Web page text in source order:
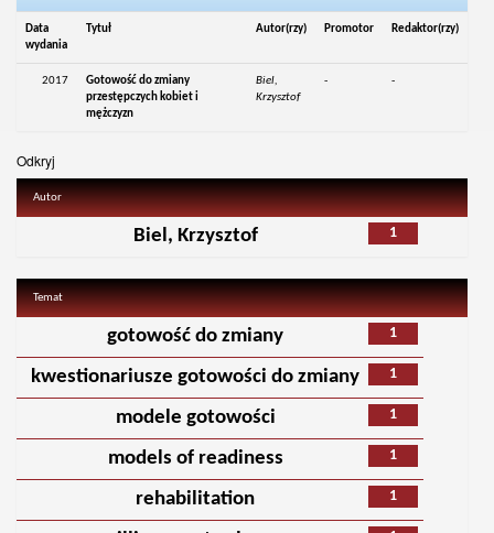
Data
wydania
Tytuł Autor(rzy) Promotor Redaktor(rzy)
2017
Gotowość do zmiany
przestępczych kobiet i
mężczyzn
Biel,
Krzysztof
- -
Odkryj
Autor
1
Biel, Krzysztof
Temat
1
gotowość do zmiany
1
kwestionariusze gotowości do zmiany
1
modele gotowości
1
models of readiness
1
rehabilitation